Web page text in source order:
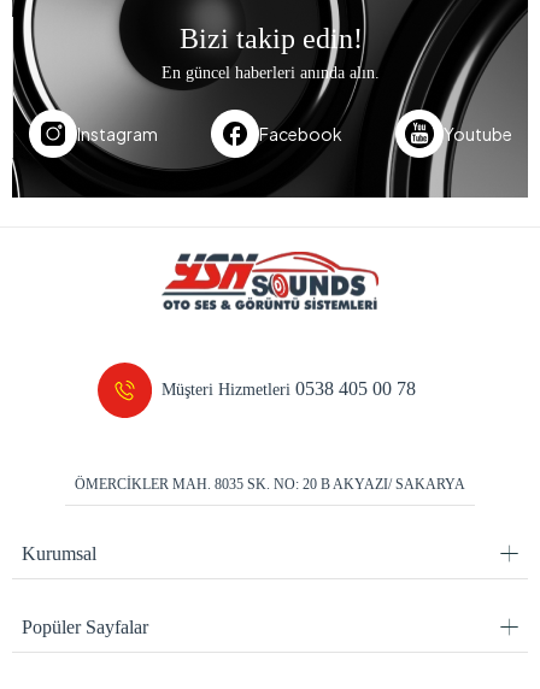
Bizi takip edin!
En güncel haberleri anında alın.
Instagram Facebook Youtube
Müşteri Hizmetleri0538 405 00 78
ÖMERCİKLER MAH. 8035 SK. NO: 20 B AKYAZI/ SAKARYA
Kurumsal
Popüler Sayfalar